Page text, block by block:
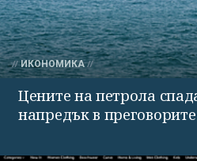
ИКОНОМИКА
Цените на петрола
напредък в